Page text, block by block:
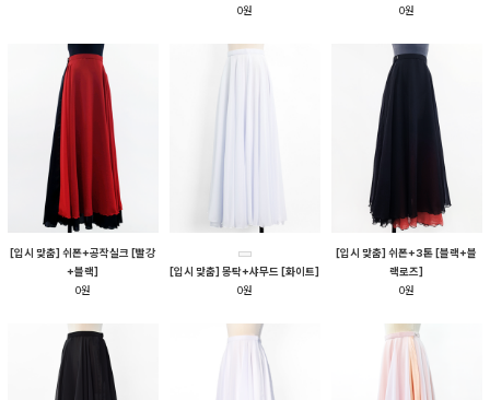
0원
0원
[입시 맞춤] 쉬폰+공작실크 [빨강
+블랙]
0원
[입시 맞춤] 몽탁+샤무드 [화이트]
0원
[입시 맞춤] 쉬폰+3톤 [블랙+블
랙로즈]
0원